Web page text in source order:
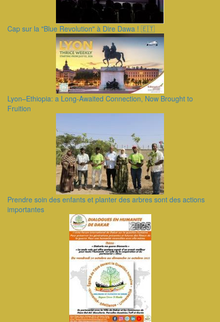
Cap sur la "Blue Revolution" à Dire Dawa ! 🇪🇹
Lyon–Ethiopia: a Long-Awaited Connection, Now Brought to
Fruition
Prendre soin des enfants et planter des arbres sont des actions
importantes